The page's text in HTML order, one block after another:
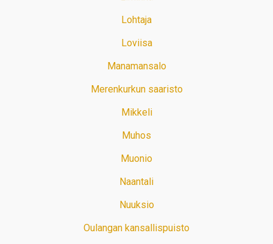
Lohtaja
Loviisa
Manamansalo
Merenkurkun saaristo
Mikkeli
Muhos
Muonio
Naantali
Nuuksio
Oulangan kansallispuisto